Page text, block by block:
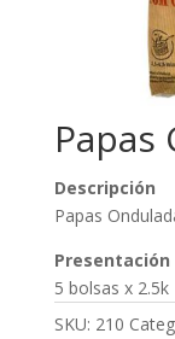
Papas
Descripción
Papas
Presentación
5 bolsas x 2.5k
SKU: 210